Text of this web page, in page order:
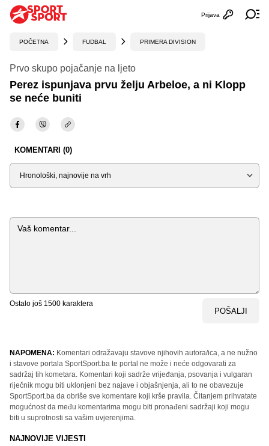
Otvori
Prijava
POČETNA FUDBAL PRIMERA DIVISION
Prvo skupo pojačanje na ljeto
Perez ispunjava prvu želju Arbeloe, a ni Klopp
se neće buniti
KOMENTARI (0)
Sortiraj
Komentar
Ostalo još 1500 karaktera
POŠALJI
NAPOMENA: Komentari odražavaju stavove njihovih autora/ica, a ne nužno
i stavove portala SportSport.ba te portal ne može i neće odgovarati za
sadržaj tih kometara. Komentari koji sadrže vrijeđanja, psovanja i vulgaran
riječnik mogu biti uklonjeni bez najave i objašnjenja, ali to ne obavezuje
SportSport.ba da obriše sve komentare koji krše pravila. Čitanjem prihvatate
mogućnost da među komentarima mogu biti pronađeni sadržaji koji mogu
biti u suprotnosti sa vašim uvjerenjima.
NAJNOVIJE VIJESTI